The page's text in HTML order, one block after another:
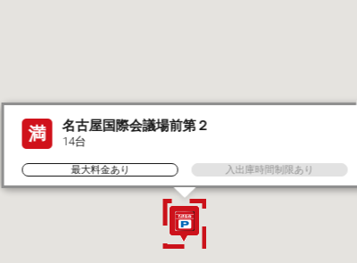
満 名古屋国際会議場前第２
14台
最大料金あり 入出庫時間制限あり